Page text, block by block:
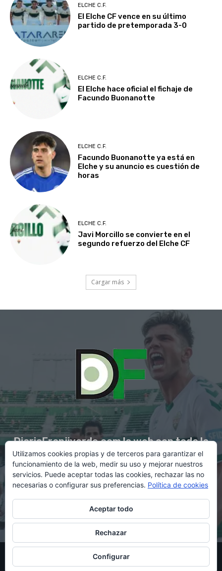
ELCHE C.F.
El Elche CF vence en su último
partido de pretemporada 3-0
ELCHE C.F.
El Elche hace oficial el fichaje de
Facundo Buonanotte
ELCHE C.F.
Facundo Buonanotte ya está en
Elche y su anuncio es cuestión de
horas
ELCHE C.F.
Javi Morcillo se convierte en el
segundo refuerzo del Elche CF
Cargar más
DiarioFranjiverde.com la web con toda la
información del Elche C.F.
Contacto en:diario@franjiverde.com
© Copyright 2021 - Gestión y diseño por Rubén Maestre
Política de cookies Política de privacidad
Utilizamos cookies propias y de terceros para garantizar el
funcionamiento de la web, medir su uso y mejorar nuestros
servicios. Puede aceptar todas las cookies, rechazar las no
necesarias o configurar sus preferencias. Política de cookies
Aceptar todo
Rechazar
Configurar